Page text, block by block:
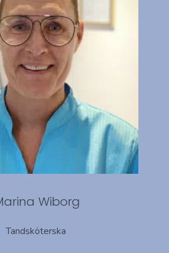
Wiborg
Tandsköterska